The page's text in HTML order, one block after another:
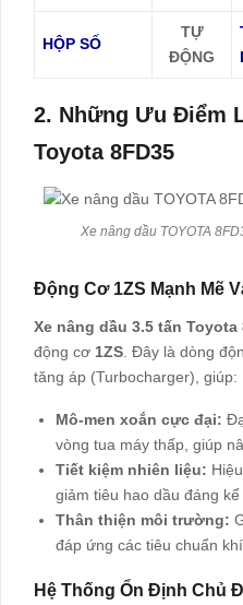
HỘP SỐ
TỰ
ĐỘNG
2. Những Ưu Điểm
Toyota 8FD35
Xe nâng dầu TOYOTA
Động Cơ 1ZS Mạnh Mẽ
Xe nâng dầu 3.5 tấn Toyota
động cơ 1ZS. Đây là dòng
tăng áp (Turbocharger), giúp:
Mô-men xoắn cực đại:
vòng tua máy thấp, giúp
Tiết kiệm nhiên liệu:
giảm tiêu hao dầu đáng
Thân thiện môi trường:
đáp ứng các tiêu chuẩn
Hệ Thống Ổn Định Chủ